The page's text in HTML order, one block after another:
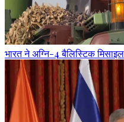
भारत ने अग्नि-4 बैलिस्टिक